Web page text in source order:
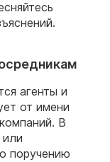
агенты и
от имени
В
поручению